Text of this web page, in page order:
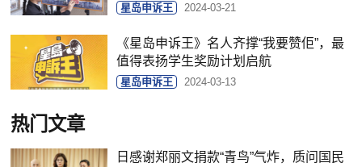
星岛申诉王 2024-03-21
《星岛申诉王》名人齐撑“我要赞佢”，最
值得表扬学生奖励计划启航
星岛申诉王 2024-03-13
热门文章
日感谢郑丽文捐款“青鸟”气炸，质问国民